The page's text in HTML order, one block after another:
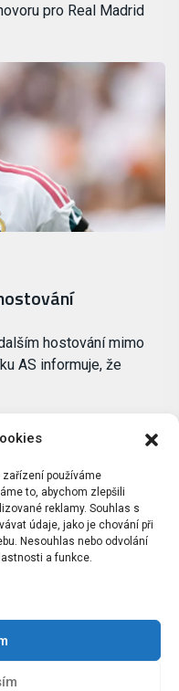
zařízení používáme
to, abychom zlepšili
reklamy. Souhlas s
údaje, jako je chování při
Nesouhlas nebo odvolání
a funkce.
pro Real Madrid
hostování mimo
AS informuje, že